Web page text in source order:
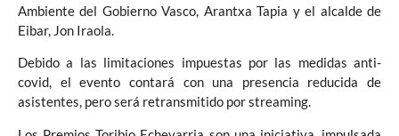
Ambiente del Gobierno Vasco, Arantxa Tapia y el alcalde de
Eibar, Jon Iraola.
Debido a las limitaciones impuestas por las medidas anti-
covid, el evento contará con una presencia reducida de
asistentes, pero será retransmitido por streaming.